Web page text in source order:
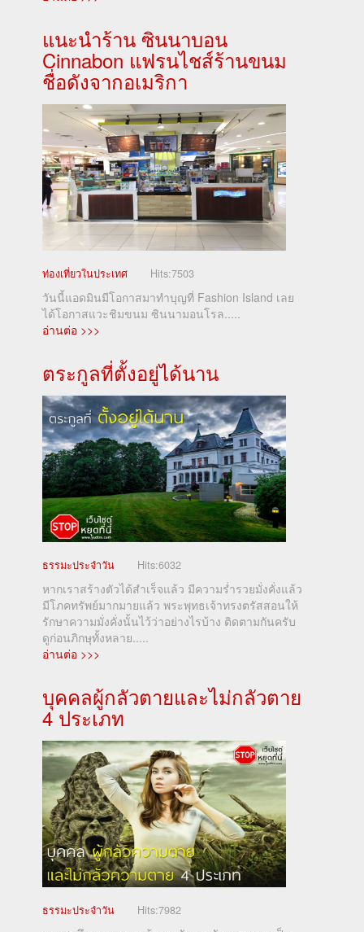
แนะนำร้าน ซินนาบอน
Cinnabon แฟรนไชส์ร้านขนม
ชื่อดังจากอเมริกา
ท่องเที่ยวในประเทศ Hits:7503
วันนี้แอดมินมีโอกาสมาทำบุญที่ Fashion Island เลย
ได้โอกาสแวะชิมขนม ซินนามอนโรล.....
อ่านต่อ >>>
ตระกูลที่ตั้งอยู่ได้นาน
ธรรมะประจำวัน Hits:6032
หากเราสร้างตัวได้สำเร็จแล้ว มีความร่ำรวยมั่งคั่งแล้ว
มีโภคทรัพย์มากมายแล้ว พระพุทธเจ้าทรงตรัสสอนให้
รักษาความมั่งคั่งนั้นไว้ว่าอย่างไรบ้าง ติดตามกันครับ
ดูก่อนภิกษุทั้งหลาย.....
อ่านต่อ >>>
บุคคลผู้กลัวตายและไม่กลัวตาย
4 ประเภท
ธรรมะประจำวัน Hits:7982